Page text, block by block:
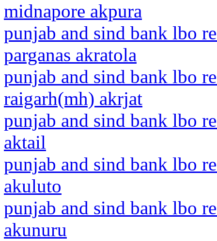
midnapore akpura
punjab and sind bank lbo
parganas akratola
punjab and sind bank lbo
raigarh(mh) akrjat
punjab and sind bank lbo
aktail
punjab and sind bank lbo
akuluto
punjab and sind bank lbo
akunuru